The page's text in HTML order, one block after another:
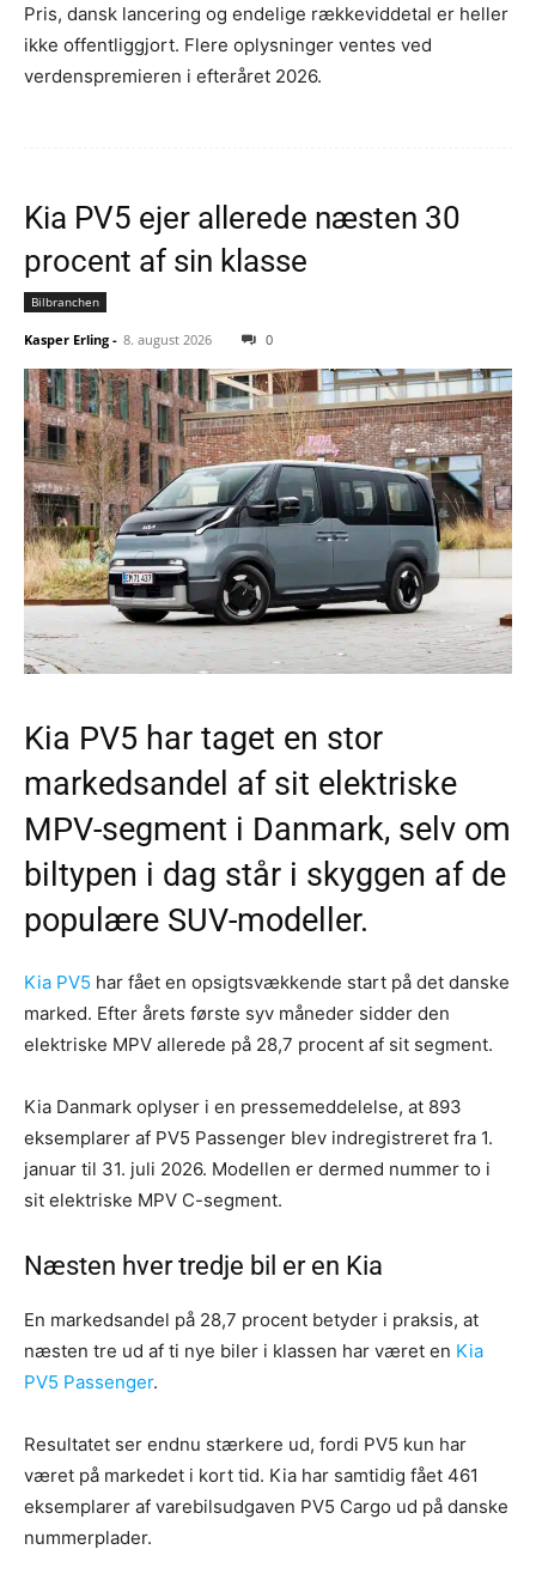
Pris, dansk lancering og endelige rækkeviddetal er heller
ikke offentliggjort. Flere oplysninger ventes ved
verdenspremieren i efteråret 2026.
Kia PV5 ejer allerede næsten 30
procent af sin klasse
Bilbranchen
Kasper Erling - 8. august 2026 0
Kia PV5 har taget en stor
markedsandel af sit elektriske
MPV-segment i Danmark, selv om
biltypen i dag står i skyggen af de
populære SUV-modeller.
Kia PV5 har fået en opsigtsvækkende start på det danske
marked. Efter årets første syv måneder sidder den
elektriske MPV allerede på 28,7 procent af sit segment.
Kia Danmark oplyser i en pressemeddelelse, at 893
eksemplarer af PV5 Passenger blev indregistreret fra 1.
januar til 31. juli 2026. Modellen er dermed nummer to i
sit elektriske MPV C-segment.
Næsten hver tredje bil er en Kia
En markedsandel på 28,7 procent betyder i praksis, at
næsten tre ud af ti nye biler i klassen har været en Kia
PV5 Passenger.
Resultatet ser endnu stærkere ud, fordi PV5 kun har
været på markedet i kort tid. Kia har samtidig fået 461
eksemplarer af varebilsudgaven PV5 Cargo ud på danske
nummerplader.